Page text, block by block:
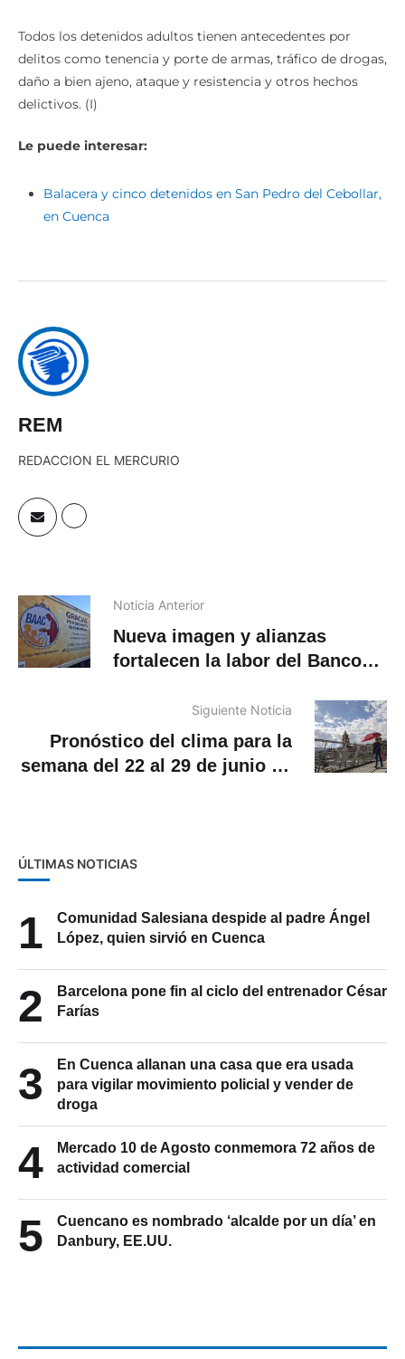
Todos los detenidos adultos tienen antecedentes por
delitos como tenencia y porte de armas, tráfico de drogas,
daño a bien ajeno, ataque y resistencia y otros hechos
delictivos. (I)
Le puede interesar:
Balacera y cinco detenidos en San Pedro del Cebollar,
en Cuenca
REM
REDACCION EL MERCURIO
Noticia Anterior
Nueva imagen y alianzas
fortalecen la labor del Banco
Arquidiócesis de Cuenca
Siguiente Noticia
Pronóstico del clima para la
semana del 22 al 29 de junio de
ÚLTIMAS NOTICIAS
1
Comunidad Salesiana despide al padre Ángel
López, quien sirvió en Cuenca
2
Barcelona pone fin al ciclo del entrenador César
Farías
3
En Cuenca allanan una casa que era usada
para vigilar movimiento policial y vender de
droga
4
Mercado 10 de Agosto conmemora 72 años de
actividad comercial
5
Cuencano es nombrado ‘alcalde por un día’ en
Danbury, EE.UU.